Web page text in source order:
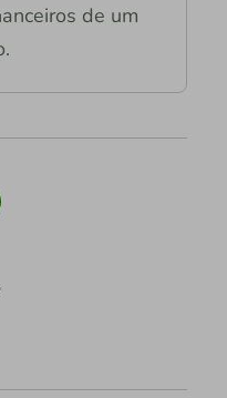
de um